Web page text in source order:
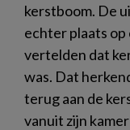
kerstboom. De
echter plaats
vertelden dat
was. Dat
terug aan de
vanuit zijn